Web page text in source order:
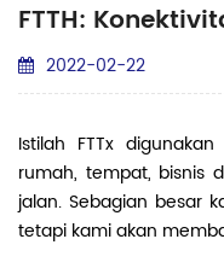
FTTH:
2022-02-22
Istilah FTTx
rumah, tempat, bisnis
jalan. Sebagian besar
tetapi kami akan